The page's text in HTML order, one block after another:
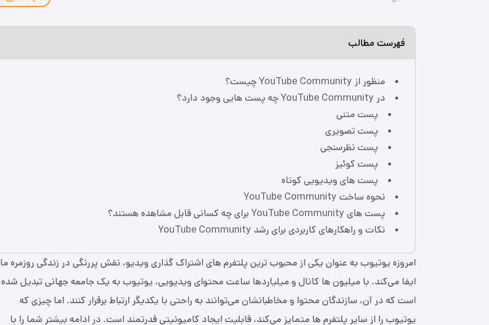
فهرست مطالب
منظور از YouTube Community چیست؟
در YouTube Community چه پست هایی وجود دارد؟
پست متنی
پست تصویری
پست نظرسنجی
پست کوئیز
پست‌ های ویدیویی کوتاه
نحوه ساخت YouTube Community
پست ‌های YouTube Community برای چه کسانی قابل مشاهده هستند؟
نکات و راهکارهای کاربردی برای رشد YouTube Community
امروزه یوتیوب به عنوان یکی از محبوب‌ ترین پلتفرم‌ های اشتراک‌ گذاری ویدیو، نقش پررنگی در زندگی روزمره ما
ایفا می‌کند. با میلیون ‌ها کانال و میلیاردها ساعت محتوای ویدیویی، یوتیوب به یک جامعه جهانی تبدیل شده
است که در آن، سازندگان محتوا و مخاطبانشان می‌توانند به راحتی با یکدیگر ارتباط برقرار کنند. اما چیزی که
یوتیوب را از سایر پلتفرم ‌ها متمایز می‌کند، قابلیت ایجاد کامیونیتی قدرتمند است. در ادامه بیشتر شما را با